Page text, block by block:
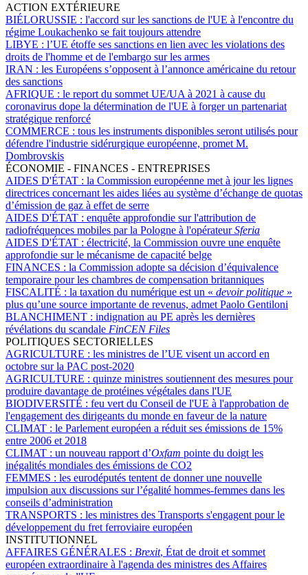
ACTION EXTÉRIEURE
BIÉLORUSSIE : l'accord sur les sanctions de l'UE à l'encontre du
régime Loukachenko se fait toujours attendre
LIBYE : l’UE étoffe ses sanctions en lien avec les violations des
droits de l'homme et de l'embargo sur les armes
IRAN : les Européens s’opposent à l’annonce américaine du retour
des sanctions
AFRIQUE : le report du sommet UE/UA à 2021 à cause du
coronavirus dope la détermination de l'UE à forger un partenariat
stratégique renforcé
COMMERCE : tous les instruments disponibles seront utilisés pour
défendre l'industrie sidérurgique européenne, promet M.
Dombrovskis
ÉCONOMIE - FINANCES - ENTREPRISES
AIDES D'ÉTAT : la Commission européenne met à jour les lignes
directrices concernant les aides liées au système d’échange de quotas
d’émission de gaz à effet de serre
AIDES D'ÉTAT : enquête approfondie sur l'attribution de
radiofréquences mobiles par la Pologne à l'opérateurSferia
AIDES D'ÉTAT : électricité, la Commission ouvre une enquête
approfondie sur le mécanisme de capacité belge
FINANCES : la Commission adopte sa décision d’équivalence
temporaire pour les chambres de compensation britanniques
FISCALITÉ : la taxation du numérique est un « devoir politique »
plus qu’une source importante de revenus, admet Paolo Gentiloni
BLANCHIMENT : indignation au PE après les dernières
révélations du scandale FinCEN Files
POLITIQUES SECTORIELLES
AGRICULTURE : les ministres de l’UE visent un accord en
octobre sur la PAC post-2020
AGRICULTURE : quinze ministres soutiennent des mesures pour
produire davantage de protéines végétales dans l'UE
BIODIVERSITÉ : feu vert du Conseil de l'UE à l'approbation de
l'engagement des dirigeants du monde en faveur de la nature
CLIMAT : le Parlement européen a réduit ses émissions de 15%
entre 2006 et 2018
CLIMAT : un nouveau rapport d’Oxfam pointe du doigt les
inégalités mondiales des émissions de CO2
FEMMES : les eurodéputés tentent de donner une nouvelle
impulsion aux discussions sur l’égalité hommes-femmes dans les
conseils d’administration
TRANSPORTS : les ministres des Transports s'engagent pour le
développement du fret ferroviaire européen
INSTITUTIONNEL
AFFAIRES GÉNÉRALES : Brexit, État de droit et sommet
européen extraordinaire à l'agenda des ministres des Affaires